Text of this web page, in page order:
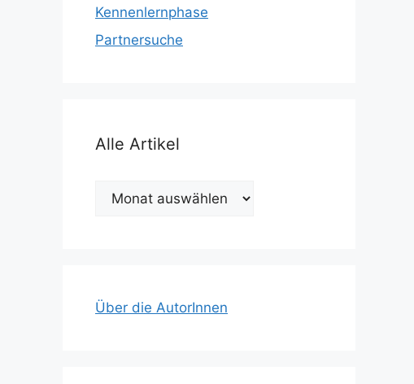
Kennenlernphase
Partnersuche
Alle Artikel
Alle
Artikel
Über die AutorInnen